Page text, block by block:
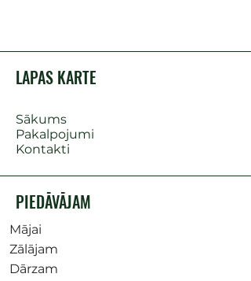
LAPAS KARTE
Sākums
Pakalpojumi
Kontakti
PIEDĀVĀJAM
Mājai
Zālājam
Dārzam